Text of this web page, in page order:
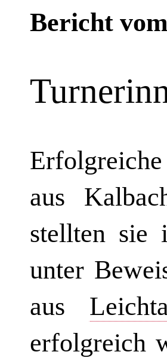
Bericht
aus
stellten sie
unter
aus
erfolgreich